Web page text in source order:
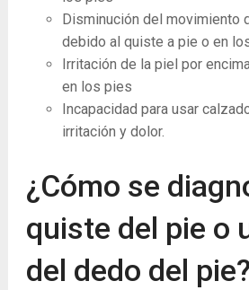
Disminución del movimiento
debido al quiste a pie o en
Irritación de la piel por
en los pies
Incapacidad para usar
irritación y dolor.
¿Cómo se
quiste del pie o
del dedo del pie?